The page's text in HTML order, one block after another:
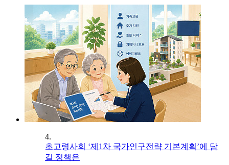
4.
초고령사회 ‘제1차 국가인구전략 기본계획’에 담
길 정책은